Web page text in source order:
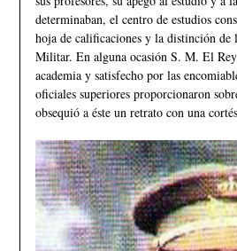
determinaban, el centro de estudios
hoja de calificaciones y la distinción
Militar. En alguna ocasión S. M. El
academia y satisfecho por las
oficiales superiores proporcionaron
obsequió a éste un retrato con una